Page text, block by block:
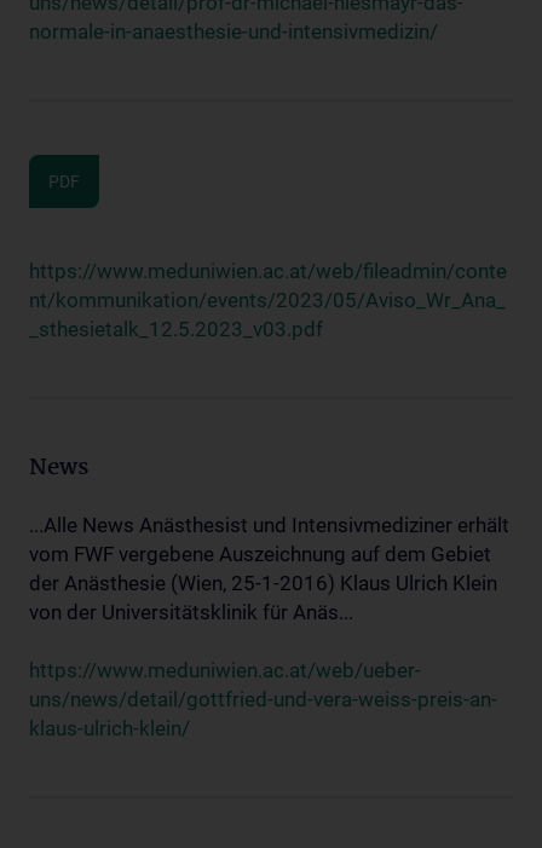
normale-in-anaesthesie-und-intensivmedizin/
PDF
https://www.meduniwien.ac.at/web/fileadmin/conte
nt/kommunikation/events/2023/05/Aviso_Wr_Ana_
_sthesietalk_12.5.2023_v03.pdf
News
...Alle News Anästhesist und Intensivmediziner erhält
vom FWF vergebene Auszeichnung auf dem Gebiet
der Anästhesie (Wien, 25-1-2016) Klaus Ulrich Klein
von der Universitätsklinik für Anäs...
https://www.meduniwien.ac.at/web/ueber-
uns/news/detail/gottfried-und-vera-weiss-preis-an-
klaus-ulrich-klein/